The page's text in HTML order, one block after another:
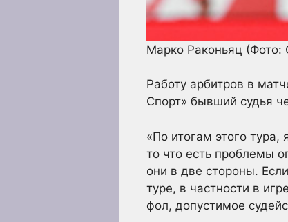
Марко Раконьяц (Фото:
Работу арбитров в
Спорт» бывший судья
«По итогам этого
то что есть проблемы
они в две стороны.
туре, в частности в
фол, допустимое